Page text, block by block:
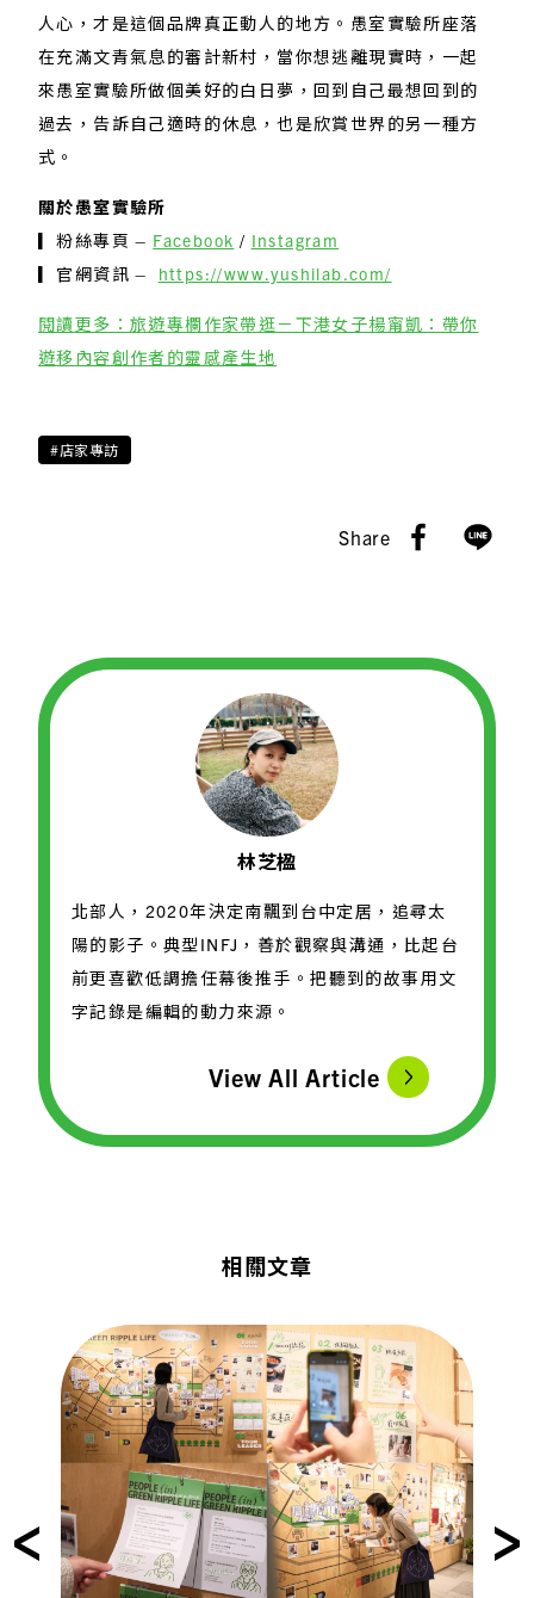
人心，才是這個品牌真正動人的地方。愚室實驗所座落
在充滿文青氣息的審計新村，當你想逃離現實時，一起
來愚室實驗所做個美好的白日夢，回到自己最想回到的
過去，告訴自己適時的休息，也是欣賞世界的另一種方
式。
關於愚室實驗所
▎粉絲專頁 – Facebook / Instagram
▎官網資訊 – https://www.yushilab.com/
閱讀更多：旅遊專欄作家帶逛－下港女子楊甯凱：帶你
遊移內容創作者的靈感產生地
#店家專訪
Share
林芝楹
北部人，2020年決定南飄到台中定居，追尋太
陽的影子。典型INFJ，善於觀察與溝通，比起台
前更喜歡低調擔任幕後推手。把聽到的故事用文
字記錄是編輯的動力來源。
View All Article
相關文章